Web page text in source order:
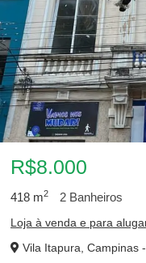
R$8.000
418 m2 2 Banheiros
Loja à venda e para
Vila Itapura, Campinas